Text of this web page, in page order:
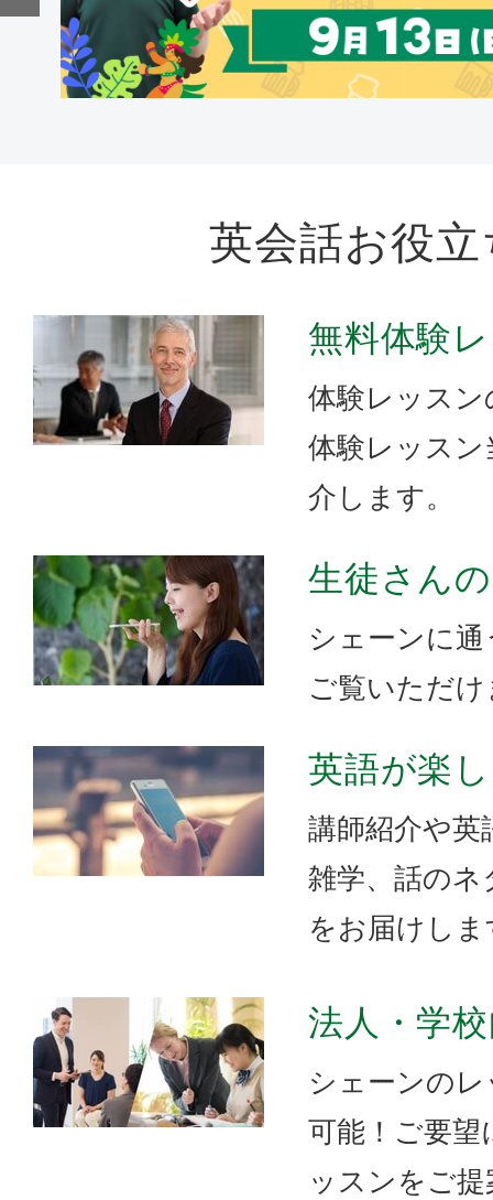
英会話お役立
無料体験
体験レッス
体験レッス
介します。
生徒さん
シェーンに
ご覧いただ
英語が楽
講師紹介や英
雑学、話の
をお届けしま
法人・学
シェーンの
可能！ご要望
ッスンをご